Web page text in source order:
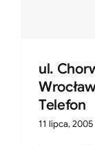
ul.
Telefon
11 lipca, 2005